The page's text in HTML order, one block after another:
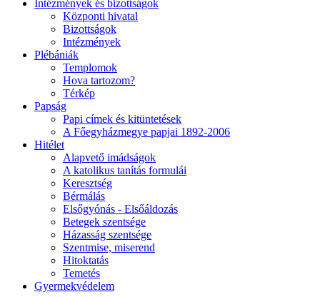
Intézmények és bizottságok
Központi hivatal
Bizottságok
Intézmények
Plébániák
Templomok
Hova tartozom?
Térkép
Papság
Papi címek és kitüntetések
A Főegyházmegye papjai 1892-2006
Hitélet
Alapvető imádságok
A katolikus tanítás formulái
Keresztség
Bérmálás
Elsőgyónás - Elsőáldozás
Betegek szentsége
Házasság szentsége
Szentmise, miserend
Hitoktatás
Temetés
Gyermekvédelem